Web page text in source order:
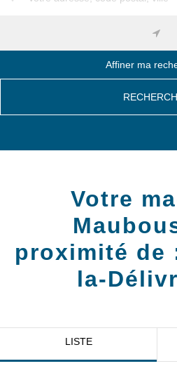
Affiner ma
Votre
proximité de
la-
LISTE